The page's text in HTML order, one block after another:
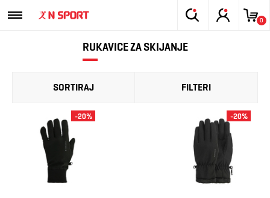
0
RUKAVICE ZA SKIJANJE
SORTIRAJ FILTERI
-20% -20%